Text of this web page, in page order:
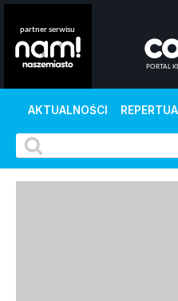
AKTUALNOŚCI